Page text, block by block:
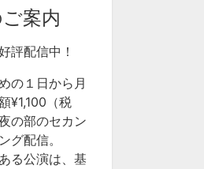
案内
評配信中！
の１日から月
¥1,100（税
の部のセカン
グ配信。
る公演は、基